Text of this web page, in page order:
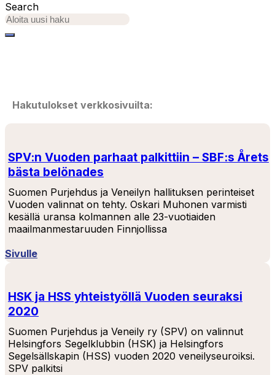
Search
Hakutulokset verkkosivuilta:
SPV:n Vuoden parhaat palkittiin – SBF:s Årets
bästa belönades
Suomen Purjehdus ja Veneilyn hallituksen perinteiset
Vuoden valinnat on tehty. Oskari Muhonen varmisti
kesällä uransa kolmannen alle 23-vuotiaiden
maailmanmestaruuden Finnjollissa
Sivulle
HSK ja HSS yhteistyöllä Vuoden seuraksi
2020
Suomen Purjehdus ja Veneily ry (SPV) on valinnut
Helsingfors Segelklubbin (HSK) ja Helsingfors
Segelsällskapin (HSS) vuoden 2020 veneilyseuroiksi.
SPV palkitsi